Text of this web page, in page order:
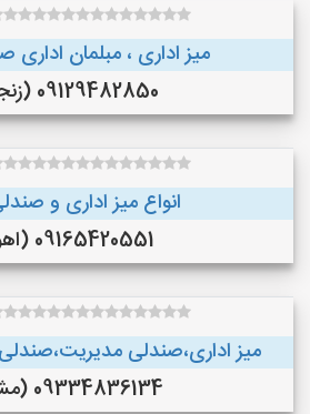
میز اداری ، مبلمان اداری
09129482850 (زنجان )
انواع میز اداری و
09165420551 (اهواز )
میز اداری،صندلی مدیریت،صندلی
09334836134 (مشهد )